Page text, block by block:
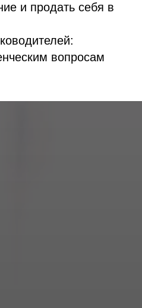
и продать себя в
:
вопросам